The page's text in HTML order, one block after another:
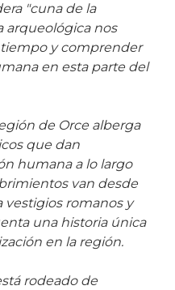
"cuna de la
arqueológica nos
y comprender
en esta parte del
de Orce alberga
que dan
humana a lo largo
van desde
vestigios romanos y
una historia única
en la región.
rodeado de